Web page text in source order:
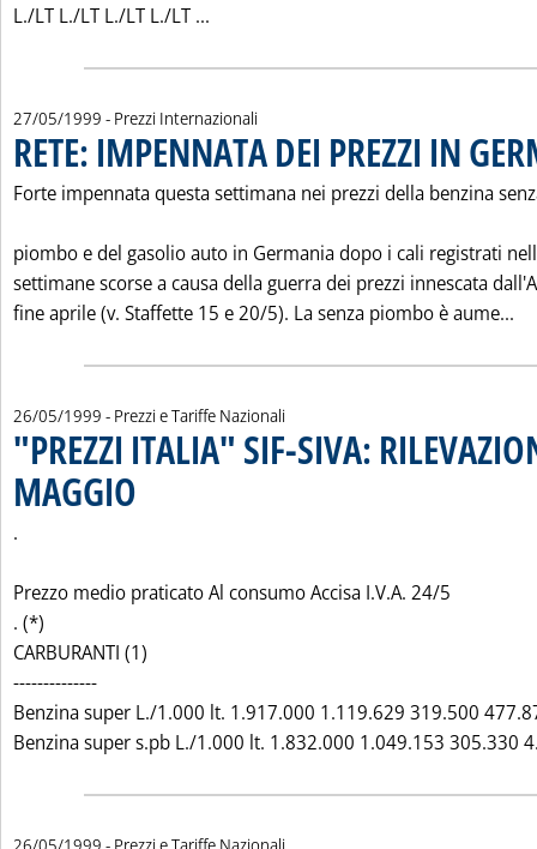
L./LT L./LT L./LT L./LT ...
27/05/1999 - Prezzi Internazionali
RETE: IMPENNATA DEI PREZZI IN
Forte impennata questa settimana nei prezzi della benzina
piombo e del gasolio auto in Germania dopo i cali registrati
settimane scorse a causa della guerra dei prezzi innescata
fine aprile (v. Staffette 15 e 20/5). La senza piombo è aume...
26/05/1999 - Prezzi e Tariffe Nazionali
"PREZZI ITALIA" SIF-SIVA:
MAGGIO
.
Prezzo medio praticato Al consumo Accisa I.V.A. 24/5
. (*)
CARBURANTI (1)
--------------
Benzina super L./1.000 lt. 1.917.000 1.119.629 319.500
Benzina super s.pb L./1.000 lt. 1.832.000 1.049.153 305.330